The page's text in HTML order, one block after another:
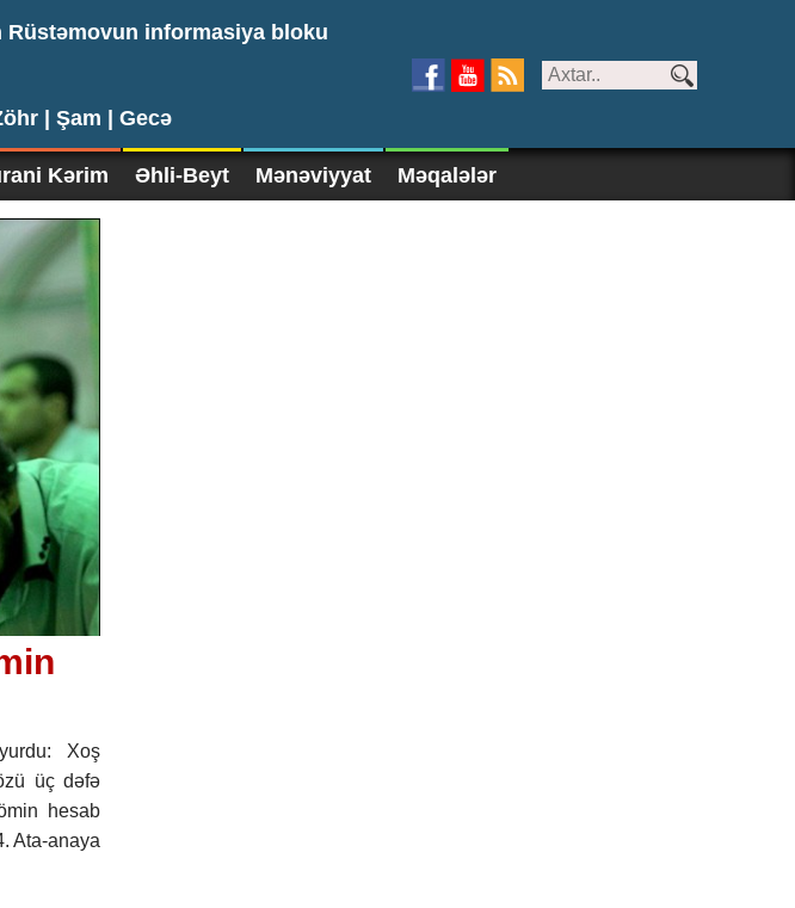
Rüstəmovun informasiya bloku
| Şam | Gecə
Kərim Əhli-Beyt Mənəviyyat Məqalələr
Хоş
üç dәfә
hеsаb
Atа-аnаyа